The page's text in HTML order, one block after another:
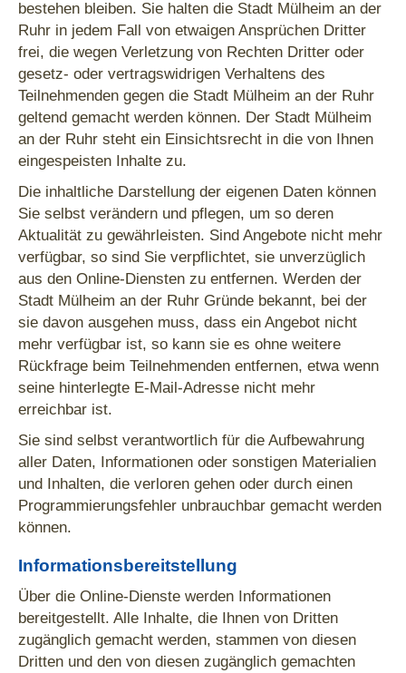
bestehen bleiben. Sie halten die Stadt Mülheim an der
Ruhr in jedem Fall von etwaigen Ansprüchen Dritter
frei, die wegen Verletzung von Rechten Dritter oder
gesetz- oder vertragswidrigen Verhaltens des
Teilnehmenden gegen die Stadt Mülheim an der Ruhr
geltend gemacht werden können. Der Stadt Mülheim
an der Ruhr steht ein Einsichtsrecht in die von Ihnen
eingespeisten Inhalte zu.
Die inhaltliche Darstellung der eigenen Daten können
Sie selbst verändern und pflegen, um so deren
Aktualität zu gewährleisten. Sind Angebote nicht mehr
verfügbar, so sind Sie verpflichtet, sie unverzüglich
aus den Online-Diensten zu entfernen. Werden der
Stadt Mülheim an der Ruhr Gründe bekannt, bei der
sie davon ausgehen muss, dass ein Angebot nicht
mehr verfügbar ist, so kann sie es ohne weitere
Rückfrage beim Teilnehmenden entfernen, etwa wenn
seine hinterlegte E-Mail-Adresse nicht mehr
erreichbar ist.
Sie sind selbst verantwortlich für die Aufbewahrung
aller Daten, Informationen oder sonstigen Materialien
und Inhalten, die verloren gehen oder durch einen
Programmierungsfehler unbrauchbar gemacht werden
können.
Informationsbereitstellung
Über die Online-Dienste werden Informationen
bereitgestellt. Alle Inhalte, die Ihnen von Dritten
zugänglich gemacht werden, stammen von diesen
Dritten und den von diesen zugänglich gemachten